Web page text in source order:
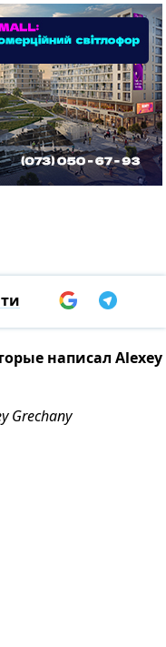
написал Alexey
Grechany